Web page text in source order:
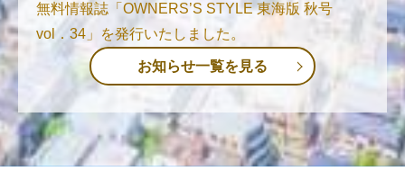
無料情報誌「OWNERS’S STYLE 東海版 秋号
vol．34」を発行いたしました。
お知らせ一覧を見る